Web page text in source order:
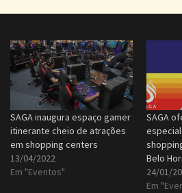
SAGA inaugura espaço gamer
itinerante cheio de atrações
em shopping centers
13/04/2022
Em "Eventos"
SAGA
Belo
24/01/
Em